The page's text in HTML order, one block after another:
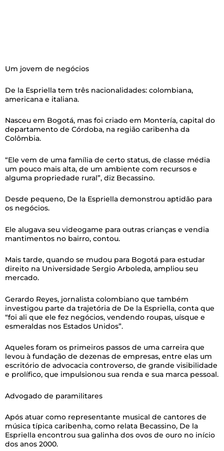
Um jovem de negócios
De la Espriella tem três nacionalidades: colombiana,
americana e italiana.
Nasceu em Bogotá, mas foi criado em Montería, capital do
departamento de Córdoba, na região caribenha da
Colômbia.
“Ele vem de uma família de certo status, de classe média
um pouco mais alta, de um ambiente com recursos e
alguma propriedade rural”, diz Becassino.
Desde pequeno, De la Espriella demonstrou aptidão para
os negócios.
Ele alugava seu videogame para outras crianças e vendia
mantimentos no bairro, contou.
Mais tarde, quando se mudou para Bogotá para estudar
direito na Universidade Sergio Arboleda, ampliou seu
mercado.
Gerardo Reyes, jornalista colombiano que também
investigou parte da trajetória de De la Espriella, conta que
“foi ali que ele fez negócios, vendendo roupas, uísque e
esmeraldas nos Estados Unidos”.
Aqueles foram os primeiros passos de uma carreira que
levou à fundação de dezenas de empresas, entre elas um
escritório de advocacia controverso, de grande visibilidade
e prolífico, que impulsionou sua renda e sua marca pessoal.
Advogado de paramilitares
Após atuar como representante musical de cantores de
música típica caribenha, como relata Becassino, De la
Espriella encontrou sua galinha dos ovos de ouro no início
dos anos 2000.